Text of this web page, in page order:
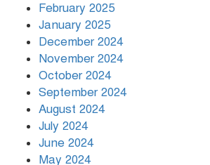
February 2025
January 2025
December 2024
November 2024
October 2024
September 2024
August 2024
July 2024
June 2024
May 2024